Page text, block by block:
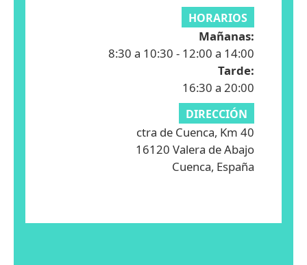
HORARIOS
Mañanas:
8:30 a 10:30 - 12:00 a 14:00
Tarde:
16:30 a 20:00
DIRECCIÓN
ctra de Cuenca, Km 40
16120 Valera de Abajo
Cuenca, España